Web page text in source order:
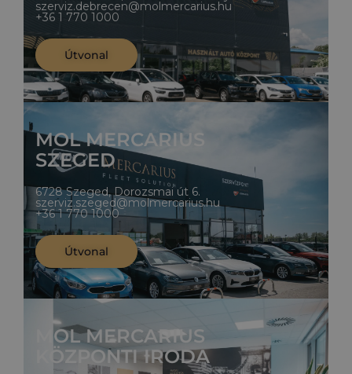
szerviz.debrecen@molmercarius.hu
+36 1 770 1000
Útvonal
MOL MERCARIUS
SZEGED
6728 Szeged, Dorozsmai út 6.
szerviz.szeged@molmercarius.hu
+36 1 770 1000
Útvonal
MOL MERCARIUS
KÖZPONTI IRODA